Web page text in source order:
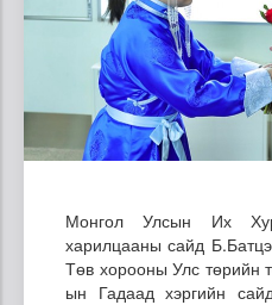
Монгол Улсын Их
харилцааны сайд
Төв хорооны Улс төрийн
ын Гадаад хэргийн